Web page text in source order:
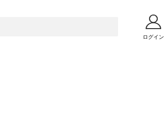
ログイン